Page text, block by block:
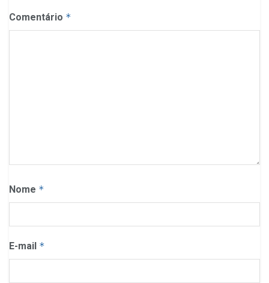
Comentário *
Nome *
E-mail *